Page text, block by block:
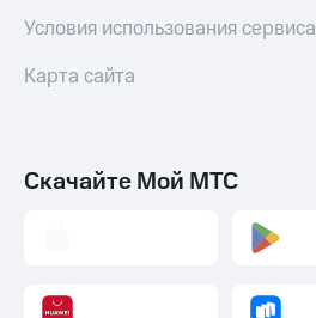
Условия использования сервиса
Карта сайта
Скачайте Мой МТС